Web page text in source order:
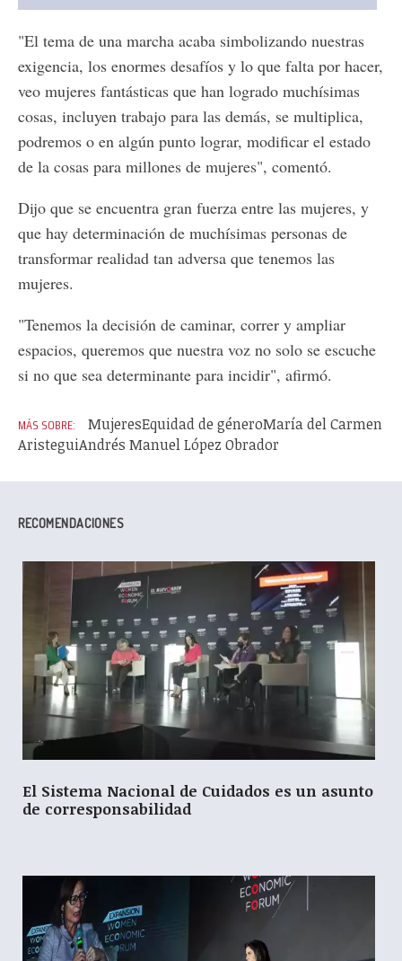
"El tema de una marcha acaba simbolizando nuestras
exigencia, los enormes desafíos y lo que falta por hacer,
veo mujeres fantásticas que han logrado muchísimas
cosas, incluyen trabajo para las demás, se multiplica,
podremos o en algún punto lograr, modificar el estado
de la cosas para millones de mujeres", comentó.
Dijo que se encuentra gran fuerza entre las mujeres, y
que hay determinación de muchísimas personas de
transformar realidad tan adversa que tenemos las
mujeres.
"Tenemos la decisión de caminar, correr y ampliar
espacios, queremos que nuestra voz no solo se escuche
si no que sea determinante para incidir", afirmó.
MujeresEquidad de géneroMaría del Carmen
AristeguiAndrés Manuel López Obrador
RECOMENDACIONES
El Sistema Nacional de Cuidados es un asunto
de corresponsabilidad